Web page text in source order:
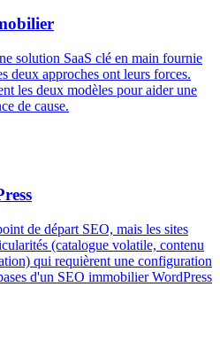
solution SaaS clé en main fournie
deux approches ont leurs forces.
les deux modèles pour aider une
de cause.
de départ SEO, mais les sites
(catalogue volatile, contenu
qui requièrent une configuration
d'un SEO immobilier WordPress